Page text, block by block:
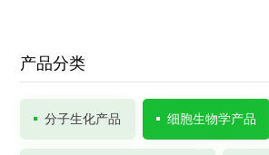
产品分类
分子生化产品 细胞生物学产品